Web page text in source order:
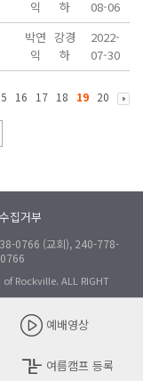
익
하
08-06
박연
익
강경
하
2022-
07-30
16 17 18 19 20
예배영상
여름캠프 등록
집거부
0766 (교회), 240-778-
Rockville. ALL RIGHT